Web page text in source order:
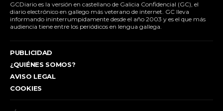
GCDiario es la versión en castellano de Galicia Confidencial (GC), el
diario electrónico en gallego más veterano de internet. GC lleva
informando ininterrumpidamente desde el año 2003 y es el que más
audiencia tiene entre los periódicos en lengua gallega.
PUBLICIDAD
¿QUIÉNES SOMOS?
AVISO LEGAL
COOKIES